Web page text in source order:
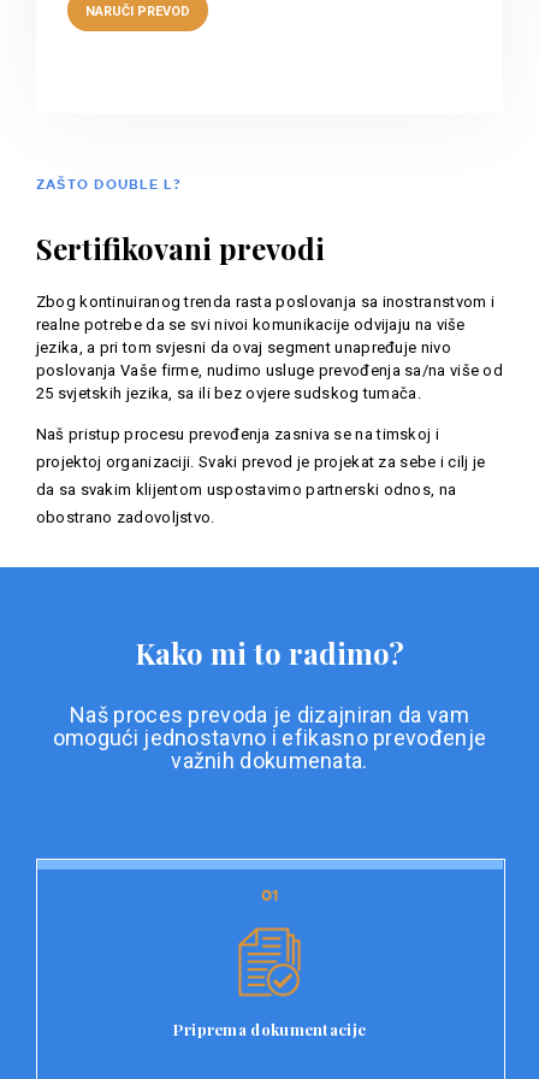
ZAŠTO DOUBLE L?
Sertifikovani prevodi
Zbog kontinuiranog trenda rasta poslovanja sa inostranstvom i
realne potrebe da se svi nivoi komunikacije odvijaju na više
jezika, a pri tom svjesni da ovaj segment unapređuje nivo
poslovanja Vaše firme, nudimo usluge prevođenja sa/na više od
25 svjetskih jezika, sa ili bez ovjere sudskog tumača.
Naš pristup procesu prevođenja zasniva se na timskoj i
projektoj organizaciji. Svaki prevod je projekat za sebe i cilj je
da sa svakim klijentom uspostavimo partnerski odnos, na
obostrano zadovoljstvo.
Kako mi to radimo?
Naš proces prevoda je dizajniran da vam
omogući jednostavno i efikasno prevođenje
važnih dokumenata.
01
Priprema dokumentacije
01
Prvi korak u našem procesu prevoda je priprema
dokumentacije. Korisnici jednostavno učitavaju svoje
dokumenta, kao i specifične zahtjeve za prevod.